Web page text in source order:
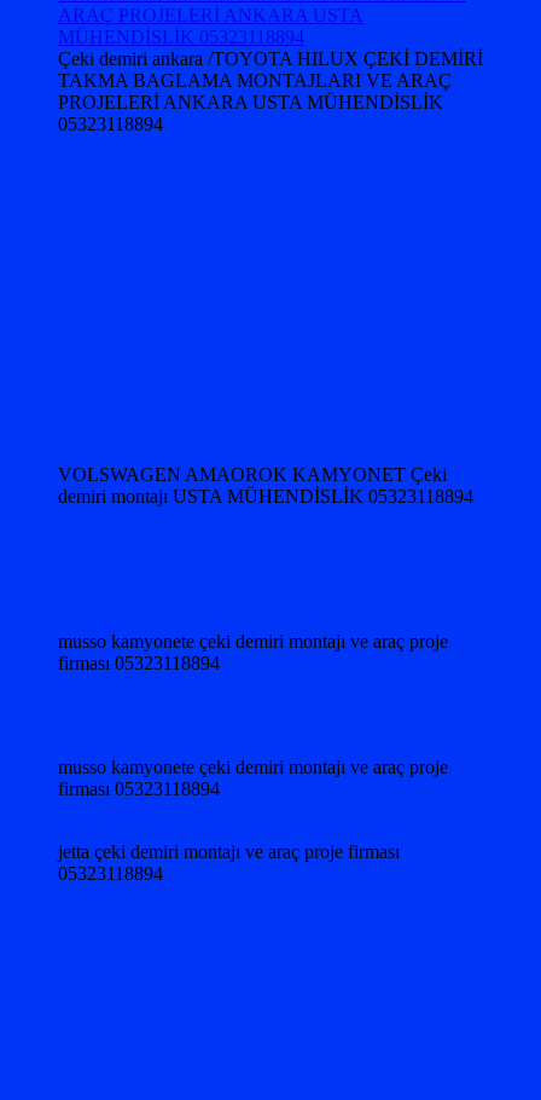
Çeki demiri ankara /TOYOTA HILUX ÇEKİ DEMİRİ
TAKMA BAGLAMA MONTAJLARI VE ARAÇ
PROJELERİ ANKARA USTA MÜHENDİSLİK
05323118894
VOLSWAGEN AMAOROK KAMYONET Çeki
demiri montajı USTA MÜHENDİSLİK 05323118894
musso kamyonete çeki demiri montajı ve araç proje
firması 05323118894
musso kamyonete çeki demiri montajı ve araç proje
firması 05323118894
jetta çeki demiri montajı ve araç proje firması
05323118894